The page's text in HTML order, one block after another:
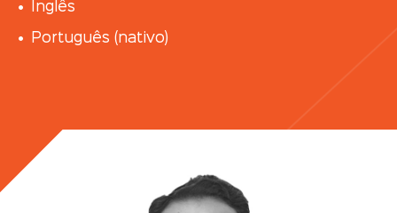
Inglês
Português (nativo)